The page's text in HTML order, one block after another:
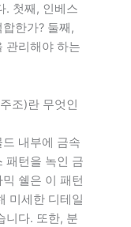
. 첫째, 인베스
한가? 둘째,
관리해야 하는
조)란 무엇인
내부에 금속
패턴을 녹인 금
쉘은 이 패턴
미세한 디테일
니다. 또한, 분